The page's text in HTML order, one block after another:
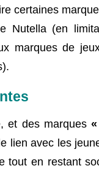
certaines
Nutella (en
marques de
et des marques
lien avec les
tout en restant